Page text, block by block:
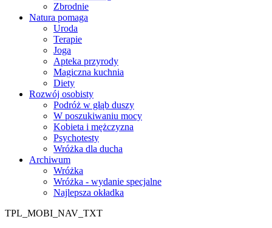
Zbrodnie
Natura pomaga
Uroda
Terapie
Joga
Apteka przyrody
Magiczna kuchnia
Diety
Rozwój osobisty
Podróż w głąb duszy
W poszukiwaniu mocy
Kobieta i mężczyzna
Psychotesty
Wróżka dla ducha
Archiwum
Wróżka
Wróżka - wydanie specjalne
Najlepsza okładka
TPL_MOBI_NAV_TXT